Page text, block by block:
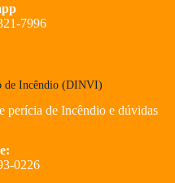
7996
de Incêndio (DINVI)
perícia de Incêndio e dúvidas
0226